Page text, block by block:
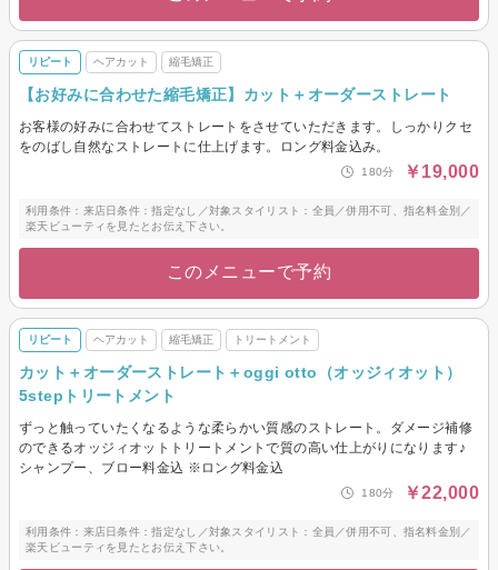
リピート ヘアカット 縮毛矯正
【お好みに合わせた縮毛矯正】カット＋オーダーストレート
お客様の好みに合わせてストレートをさせていただきます。しっかりクセ
をのばし自然なストレートに仕上げます。ロング料金込み。
180分 ￥19,000
利用条件：来店日条件：指定なし／対象スタイリスト：全員／併用不可、指名料金別／
楽天ビューティを見たとお伝え下さい。
このメニューで予約
リピート ヘアカット 縮毛矯正 トリートメント
カット＋オーダーストレート＋oggi otto（オッジィオット）
5stepトリートメント
ずっと触っていたくなるような柔らかい質感のストレート。ダメージ補修
のできるオッジィオットトリートメントで質の高い仕上がりになります♪
シャンプー、ブロー料金込 ※ロング料金込
180分 ￥22,000
利用条件：来店日条件：指定なし／対象スタイリスト：全員／併用不可、指名料金別／
楽天ビューティを見たとお伝え下さい。